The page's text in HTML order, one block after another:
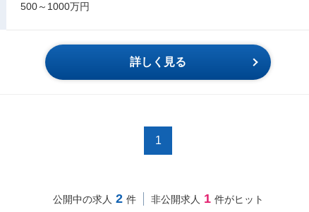
500～1000万円
詳しく見る
1
公開中の求人 2 件 非公開求人 1 件がヒット